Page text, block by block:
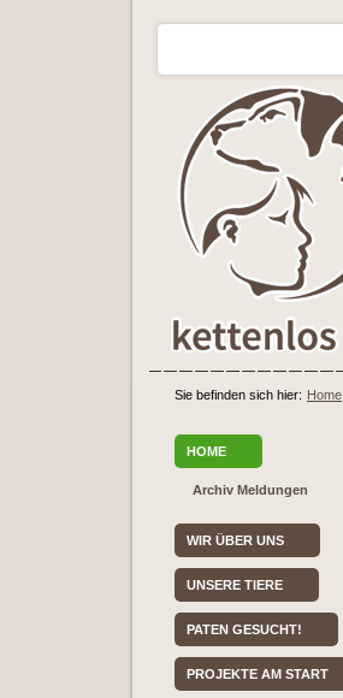
Sie befinden sich hier: Home
HOME
Archiv Meldungen
WIR ÜBER UNS
UNSERE TIERE
PATEN GESUCHT!
PROJEKTE AM START